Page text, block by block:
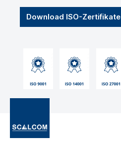
Download ISO-Zertifikate